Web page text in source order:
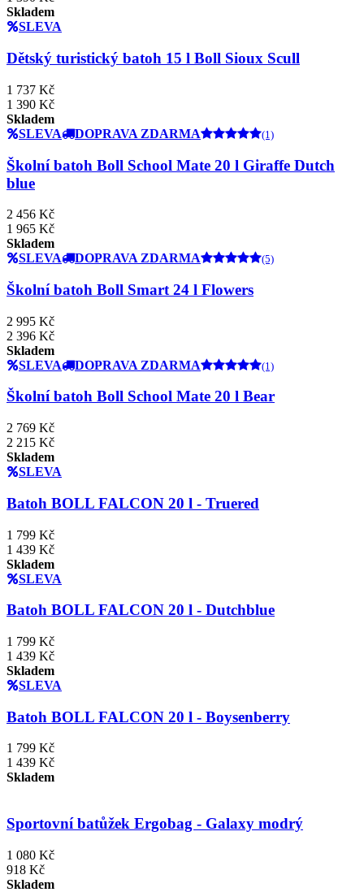
Skladem
SLEVA
Dětský turistický batoh 15 l Boll Sioux Scull
1 737 Kč
1 390 Kč
Skladem
SLEVA
DOPRAVA ZDARMA (1)
Školní batoh Boll School Mate 20 l Giraffe Dutch
blue
2 456 Kč
1 965 Kč
Skladem
SLEVA
DOPRAVA ZDARMA (5)
Školní batoh Boll Smart 24 l Flowers
2 995 Kč
2 396 Kč
Skladem
SLEVA
DOPRAVA ZDARMA (1)
Školní batoh Boll School Mate 20 l Bear
2 769 Kč
2 215 Kč
Skladem
SLEVA
Batoh BOLL FALCON 20 l - Truered
1 799 Kč
1 439 Kč
Skladem
SLEVA
Batoh BOLL FALCON 20 l - Dutchblue
1 799 Kč
1 439 Kč
Skladem
SLEVA
Batoh BOLL FALCON 20 l - Boysenberry
1 799 Kč
1 439 Kč
Skladem
Sportovní batůžek Ergobag - Galaxy modrý
1 080 Kč
918 Kč
Skladem